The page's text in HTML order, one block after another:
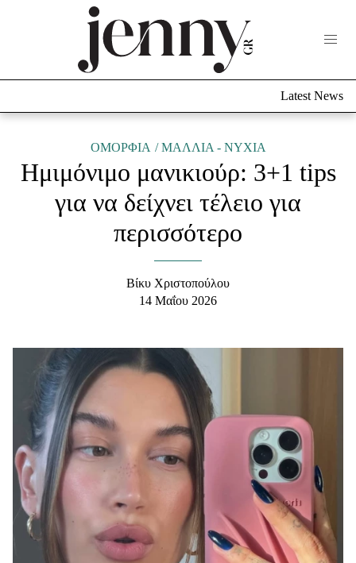
Culture
Fashion
Shopping
Beauty - Ομορφιά
Μαλλιά - Νύχια
Μακιγιάζ
Beauty News
Well being
Ψυχολογία
Υγεία + Διατροφή
Σχέσεις & Σεξ
Fitness
Latest News
ΟΜΟΡΦΙΑ ΜΑΛΛΙΑ - ΝΥΧΙΑ
Ημιμόνιμο μανικιούρ: 3+1 tips
για να δείχνει τέλειο για
περισσότερο
Βίκυ Χριστοπούλου
14 Μαΐου 2026